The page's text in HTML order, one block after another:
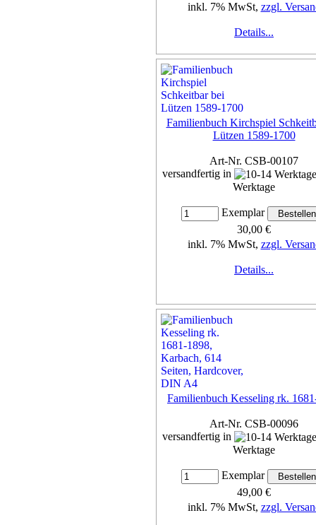
inkl. 7% MwSt, zzgl.
Details...
Familienbuch Kirchspiel
Lützen 1589-1700
Art-Nr. CSB-00107
versandfertig in
Werktage
Exemplar
30,00 €
inkl. 7% MwSt, zzgl.
Details...
Familienbuch Kesseling rk.
Art-Nr. CSB-00096
versandfertig in
Werktage
Exemplar
49,00 €
inkl. 7% MwSt, zzgl.